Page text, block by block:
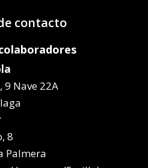
contacto
9 Nave 22A
8
Palmera